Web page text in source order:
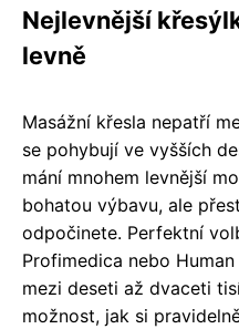
Nejlevnější
levně
Masážní křesla nepatří
se pohybují ve vyšších
mání mnohem levnější
bohatou výbavu, ale
odpočinete. Perfektní
Profimedica nebo
mezi deseti až dvaceti
možnost, jak si